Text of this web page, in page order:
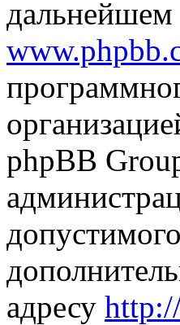
дальнейшем
phpBB
адресу